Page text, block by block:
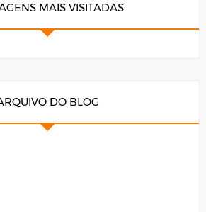
MAIS VISITADAS
DO BLOG